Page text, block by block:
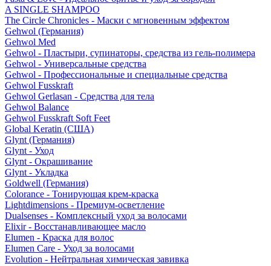
A SINGLE SHAMPOO
The Circle Chronicles - Маски с мгновенным эффектом
Gehwol (Германия)
Gehwol Med
Gehwol - Пластыри, супинаторы, средства из гель-полимера
Gehwol - Универсальные средства
Gehwol - Профессиональные и специальные средства
Gehwol Fusskraft
Gehwol Gerlasan - Средства для тела
Gehwol Balance
Gehwol Fusskraft Soft Feet
Global Keratin (США)
Glynt (Германия)
Glynt - Уход
Glynt - Окрашивание
Glynt - Укладка
Goldwell (Германия)
Colorance - Тонирующая крем-краска
Lightdimensions - Премиум-осветление
Dualsenses - Комплексный уход за волосами
Elixir - Восстанавливающее масло
Elumen - Краска для волос
Elumen Care - Уход за волосами
Evolution - Нейтральная химическая завивка